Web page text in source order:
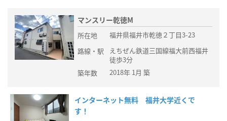
マンスリー乾徳M
所在地
福井県福井市乾徳２丁目3-23
路線・駅
えちぜん鉄道三国線福大前西福井
徒歩3分
築年数
2018年 1月 築
インターネット無料 福井大学近くで
す！